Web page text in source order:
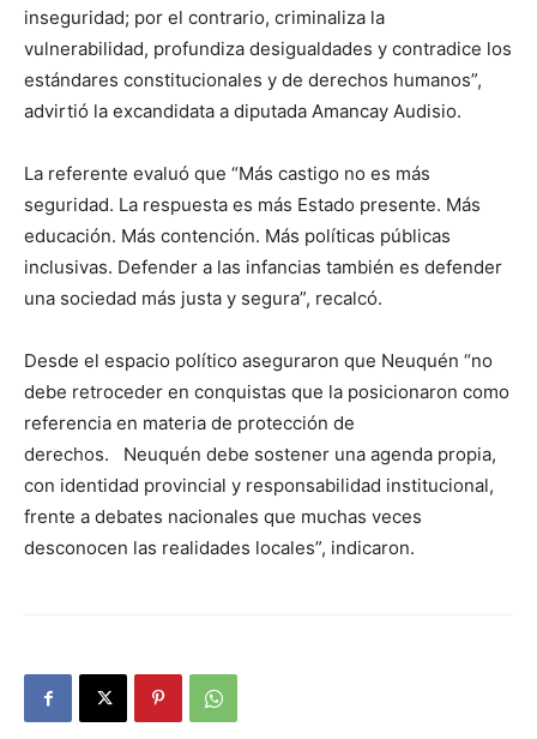
inseguridad; por el contrario, criminaliza la
vulnerabilidad, profundiza desigualdades y contradice los
estándares constitucionales y de derechos humanos”,
advirtió la excandidata a diputada Amancay Audisio.
La referente evaluó que “Más castigo no es más
seguridad. La respuesta es más Estado presente. Más
educación. Más contención. Más políticas públicas
inclusivas. Defender a las infancias también es defender
una sociedad más justa y segura”, recalcó.
Desde el espacio político aseguraron que Neuquén “no
debe retroceder en conquistas que la posicionaron como
referencia en materia de protección de
derechos. Neuquén debe sostener una agenda propia,
con identidad provincial y responsabilidad institucional,
frente a debates nacionales que muchas veces
desconocen las realidades locales”, indicaron.